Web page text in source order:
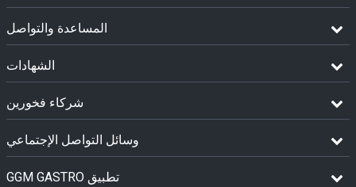
المساعدة والتواصل
الشهادات
شركاء فخورين
وسائل التواصل الإجتماعي
GGM GASTRO تطبيق